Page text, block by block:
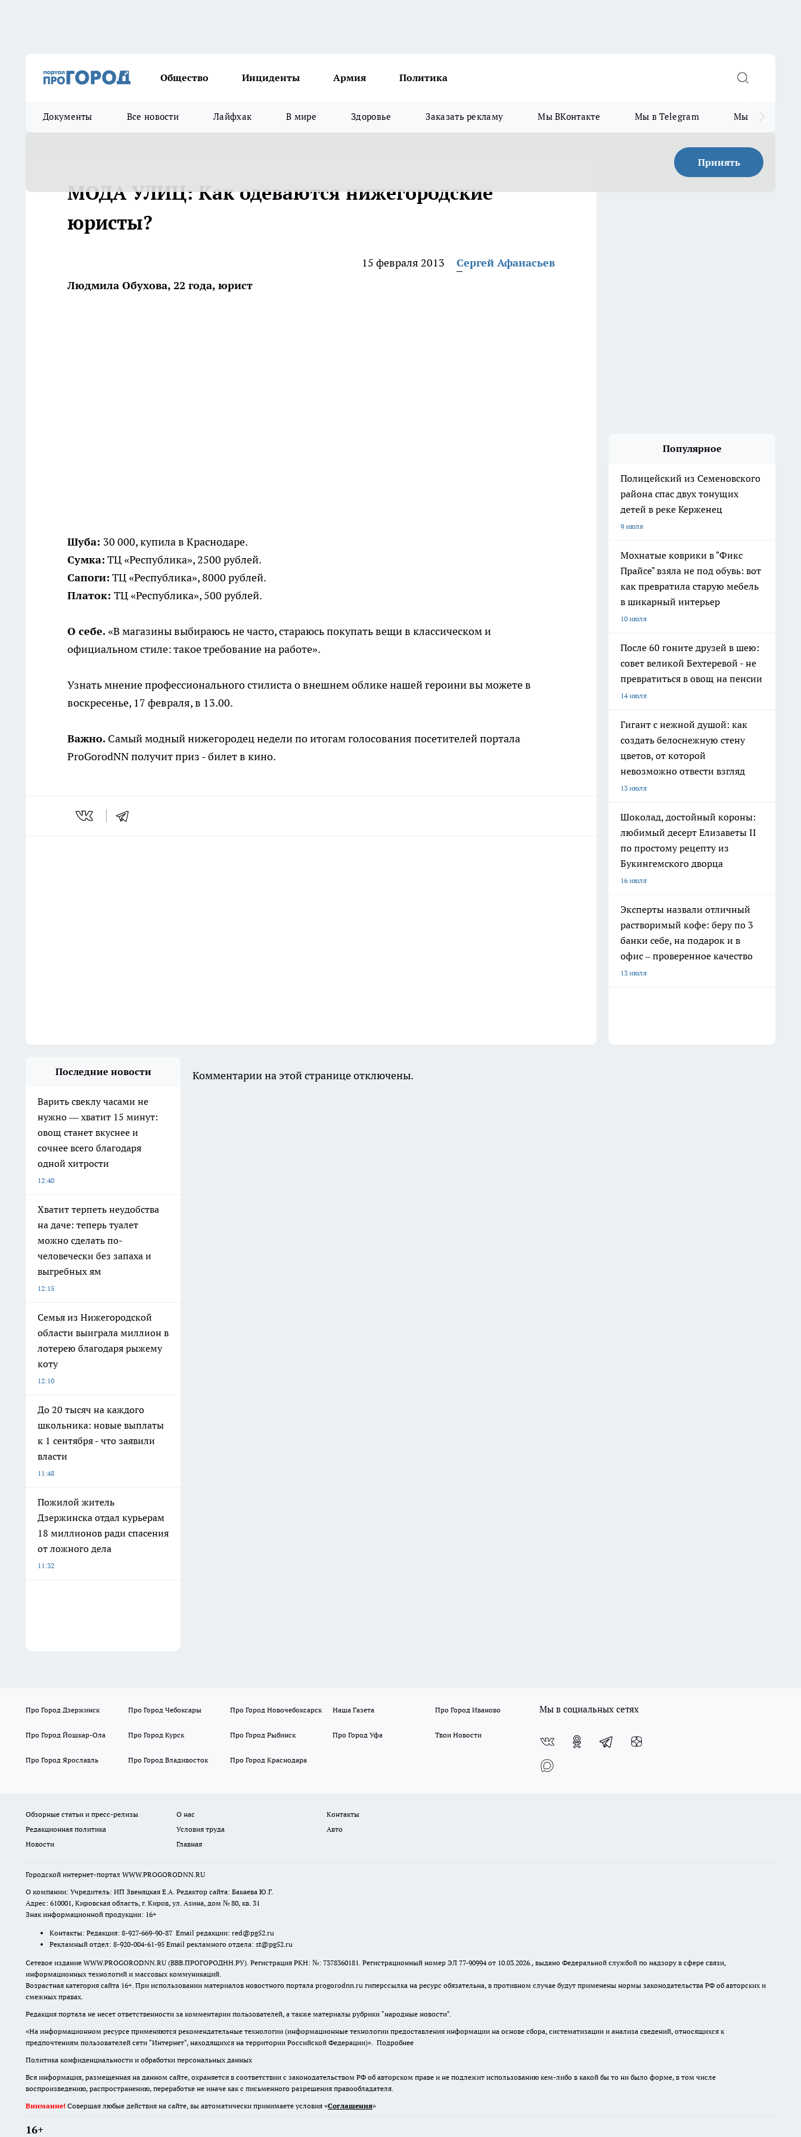
Общество Инциденты Армия Политика
Документы Все новости Лайфхак В мире Здоровье Заказать рекламу Мы ВКонтакте Мы в Telegram Мы в MAX
Принять
МОДА УЛИЦ: Как одеваются нижегородские
юристы?
15 февраля 2013
Сергей Афанасьев
Людмила Обухова, 22 года, юрист
Шуба: 30 000, купила в Краснодаре.
Сумка: ТЦ «Республика», 2500 рублей.
Сапоги: ТЦ «Республика», 8000 рублей.
Платок: ТЦ «Республика», 500 рублей.
О себе. «В магазины выбираюсь не часто, стараюсь покупать вещи в классическом и
официальном стиле: такое требование на работе».
Узнать мнение профессионального стилиста о внешнем облике нашей героини вы можете в
воскресенье, 17 февраля, в 13.00.
Важно. Самый модный нижегородец недели по итогам голосования посетителей портала
ProGorodNN получит приз - билет в кино.
Популярное
Полицейский из Семеновского
района спас двух тонущих
детей в реке Керженец
9 июля
Мохнатые коврики в "Фикс
Прайсе" взяла не под обувь: вот
как превратила старую мебель
в шикарный интерьер
10 июля
После 60 гоните друзей в шею:
совет великой Бехтеревой - не
превратиться в овощ на пенсии
14 июля
Гигант с нежной душой: как
создать белоснежную стену
цветов, от которой
невозможно отвести взгляд
13 июля
Шоколад, достойный короны:
любимый десерт Елизаветы II
по простому рецепту из
Букингемского дворца
16 июля
Эксперты назвали отличный
растворимый кофе: беру по 3
банки себе, на подарок и в
офис – проверенное качество
13 июля
Последние новости
Варить свеклу часами не
нужно — хватит 15 минут:
овощ станет вкуснее и
сочнее всего благодаря
одной хитрости
12:40
Хватит терпеть неудобства
на даче: теперь туалет
можно сделать по-
человечески без запаха и
выгребных ям
12:15
Семья из Нижегородской
области выиграла миллион в
лотерею благодаря рыжему
коту
12:10
До 20 тысяч на каждого
школьника: новые выплаты
к 1 сентября - что заявили
власти
11:48
Пожилой житель
Дзержинска отдал курьерам
18 миллионов ради спасения
от ложного дела
11:32
Комментарии на этой странице отключены.
Про Город Дзержинск Про Город Чебоксары Про Город Новочебоксарск Наша Газета Про Город Иваново
Про Город Йошкар-Ола Про Город Курск Про Город Рыбинск Про Город Уфа Твои Новости
Про Город Ярославль Про Город Владивосток Про Город Краснодара
Мы в социальных сетях
Обзорные статьи и пресс-релизы О нас
Контакты
Редакционная политика
Условия труда
Авто
Новости
Главная
Городской интернет-портал WWW.PROGORODNN.RU
О компании: Учредитель: ИП Звеняцкая Е.А. Редактор сайта: Бакаева Ю.Г.
Адрес: 610001, Кировская область, г. Киров, ул. Азина, дом № 80, кв. 31
Знак информационной продукции: 16+
Контакты: Редакция: 8-927-669-90-87 Email редакции: red@pg52.ru
Рекламный отдел: 8-920-004-61-95 Email рекламного отдела: st@pg52.ru
Сетевое издание WWW.PROGORODNN.RU (ВВВ.ПРОГОРОДНН.РУ). Регистрация РКН: №: 7378360181. Регистрационный номер ЭЛ 77-90994 от 10.03.2026., выдано Федеральной службой по надзору в сфере связи,
информационных технологий и массовых коммуникаций.
Возрастная категория сайта 16+. При использовании материалов новостного портала progorodnn.ru гиперссылка на ресурс обязательна, в противном случае будут применены нормы законодательства РФ об авторских и
смежных правах.
Редакция портала не несет ответственности за комментарии пользователей, а также материалы рубрики "народные новости".
«На информационном ресурсе применяются рекомендательные технологии (информационные технологии предоставления информации на основе сбора, систематизации и анализа сведений, относящихся к
предпочтениям пользователей сети "Интернет", находящихся на территории Российской Федерации)». Подробнее
Политика конфиденциальности и обработки персональных данных
Вся информация, размещенная на данном сайте, охраняется в соответствии с законодательством РФ об авторском праве и не подлежит использованию кем-либо в какой бы то ни было форме, в том числе
воспроизведению, распространению, переработке не иначе как с письменного разрешения правообладателя.
Внимание! Совершая любые действия на сайте, вы автоматически принимаете условия «Cоглашения»
16+